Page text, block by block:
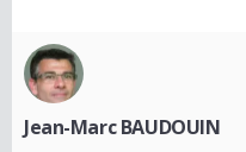
Jean-Marc BAUDOUIN